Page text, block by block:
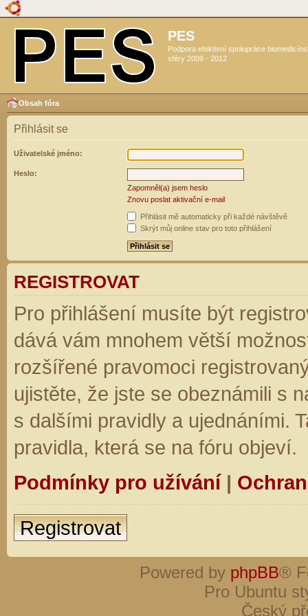
PES
Podpora efektivní spolupráce
sféry 2009 - 2012
Obsah fóra
Přihlásit se
Uživatelské jméno:
Heslo:
Zapomněl(a) jsem heslo
Znovu poslat aktivační e-mail
Přihlásit mě automaticky při každé návštěvě
Skrýt můj online stav pro toto přihlášení
REGISTROVAT
Pro přihlášení musíte být
dává vám mnohem větší
rozšířené pravomoci
ujistěte, že jste se obeznámili s
s dalšími pravidly a ujednáními.
pravidla, která se na fóru objeví.
Podmínky pro užívání|
Registrovat
Powered by phpBB®
Pro Ubuntu
Český